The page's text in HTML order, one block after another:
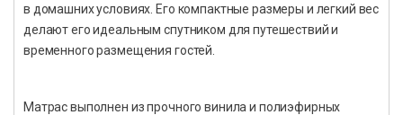
в домашних условиях. Его компактные размеры и легкий вес
делают его идеальным спутником для путешествий и
временного размещения гостей.
Матрас выполнен из прочного винила и полиэфирных